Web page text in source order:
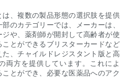
、複数の製品形態の選択肢を提供
のカテゴリーでは、メーカーは、
や、薬剤師が開封して高齢者が使
とができるブリスターカードなど
、チャイルドレジスタント版と高
両方を提供しています。これによ
とができ、必要な医薬品へのアク